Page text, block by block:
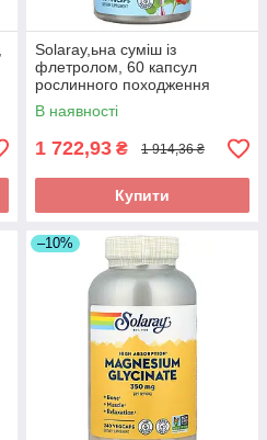
Solaray,ьна суміш із
флетролом, 60 капсул
рослинного походження
оригінал
В наявності
1 722,93 ₴ 1 914,36 ₴
Купити
–10%